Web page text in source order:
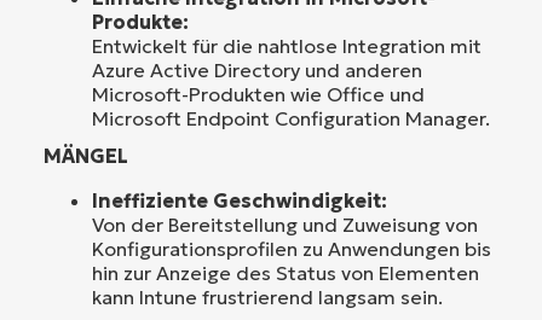
Produkte:
Entwickelt für die nahtlose Integration mit
Azure Active Directory und anderen
Microsoft-Produkten wie Office und
Microsoft Endpoint Configuration Manager.
MÄNGEL
Ineffiziente Geschwindigkeit:
Von der Bereitstellung und Zuweisung von
Konfigurationsprofilen zu Anwendungen bis
hin zur Anzeige des Status von Elementen
kann Intune frustrierend langsam sein.